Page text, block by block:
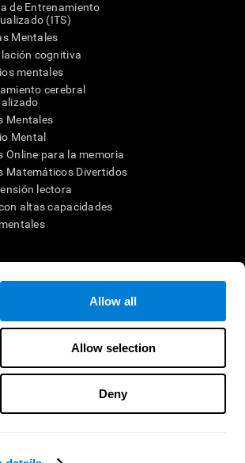
Allow all
Allow selection
Deny
de Entrenamiento
(ITS)
Mentales
cognitiva
mentales
cerebral
Mentales
Mental
Online para la memoria
Matemáticos Divertidos
lectora
altas capacidades
apropiada. En un entorno
una posterior evaluación
o enfermedad similar sólo
sea o deba ser considerada como
para fines de investigación, todo
estas protecciones para el
Federales.
Ayuda
CogniFit Inc © 2026